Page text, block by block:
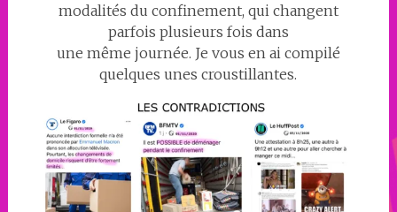
modalités du confinement, qui changent
parfois plusieurs fois dans
une même journée. Je vous en ai compilé
quelques unes croustillantes.